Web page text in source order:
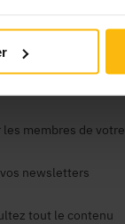
membres de votre
newsletters
tout le contenu